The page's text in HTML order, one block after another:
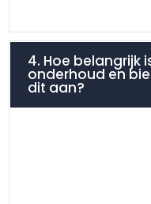
4. Hoe belangrijk
onderhoud en
dit aan?